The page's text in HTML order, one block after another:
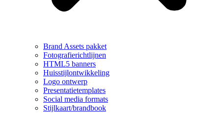
Brand Assets pakket
Fotografierichtlijnen
HTML5 banners
Huisstijlontwikkeling
Logo ontwerp
Presentatietemplates
Social media formats
Stijlkaart/brandbook